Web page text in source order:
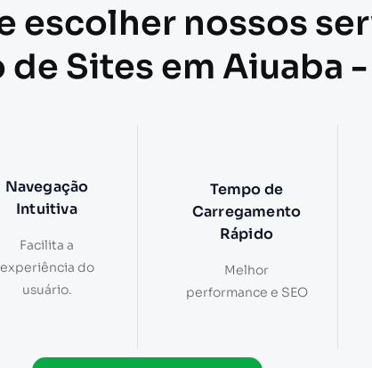
escolher nossos
de Sites em Aiuaba -
Navegação
Intuitiva
Facilita a
experiência do
usuário.
Tempo de
Carregamento
Rápido
Melhor
performance e SEO